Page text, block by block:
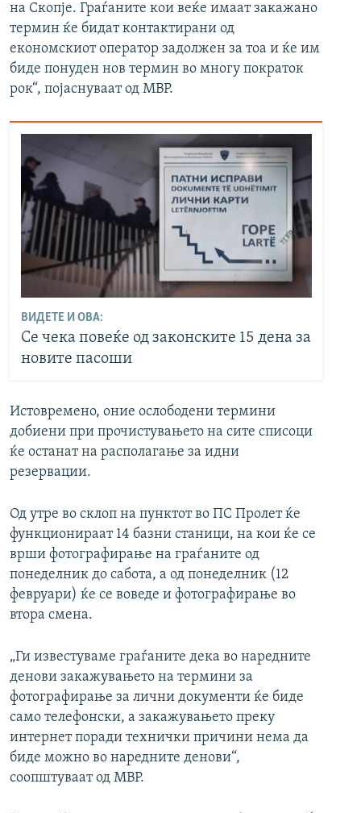
на Скопје. Граѓаните кои веќе имаат закажано
термин ќе бидат контактирани од
економскиот оператор задолжен за тоа и ќе им
биде понуден нов термин во многу пократок
рок“, појаснуваат од МВР.
ВИДЕТЕ И ОВА:
Се чека повеќе од законските 15 дена за
новите пасоши
Истовремено, оние ослободени термини
добиени при прочистувањето на сите списоци
ќе останат на располагање за идни
резервации.
Од утре во склоп на пунктот во ПС Пролет ќе
функционираат 14 базни станици, на кои ќе се
врши фотографирање на граѓаните од
понеделник до сабота, а од понеделник (12
февруари) ќе се воведе и фотографирање во
втора смена.
„Ги известуваме граѓаните дека во наредните
денови закажувањето на термини за
фотографирање за лични документи ќе биде
само телефонски, а закажувањето преку
интернет поради технички причини нема да
биде можно во наредните денови“,
соопштуваат од МВР.